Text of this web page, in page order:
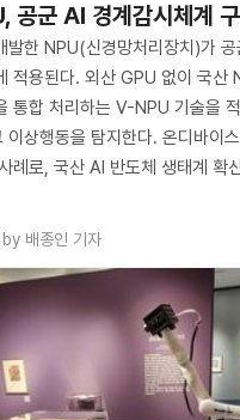
공군 AI 경계감시체계
발한 NPU(신경망처리장치)가 공
적용된다. 외산 GPU 없이 국산
통합 처리하는 V-NPU 기술을
이상행동을 탐지한다. 온디바이
례로, 국산 AI 반도체 생태계 확
by 배종인 기자